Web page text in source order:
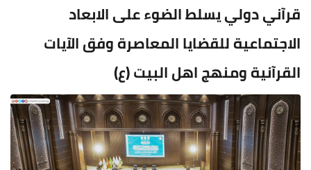
قرآني دولي يسلط الضوء على الابعاد
الاجتماعية للقضايا المعاصرة وفق الآيات
القرآنية ومنهج اهل البيت (ع)